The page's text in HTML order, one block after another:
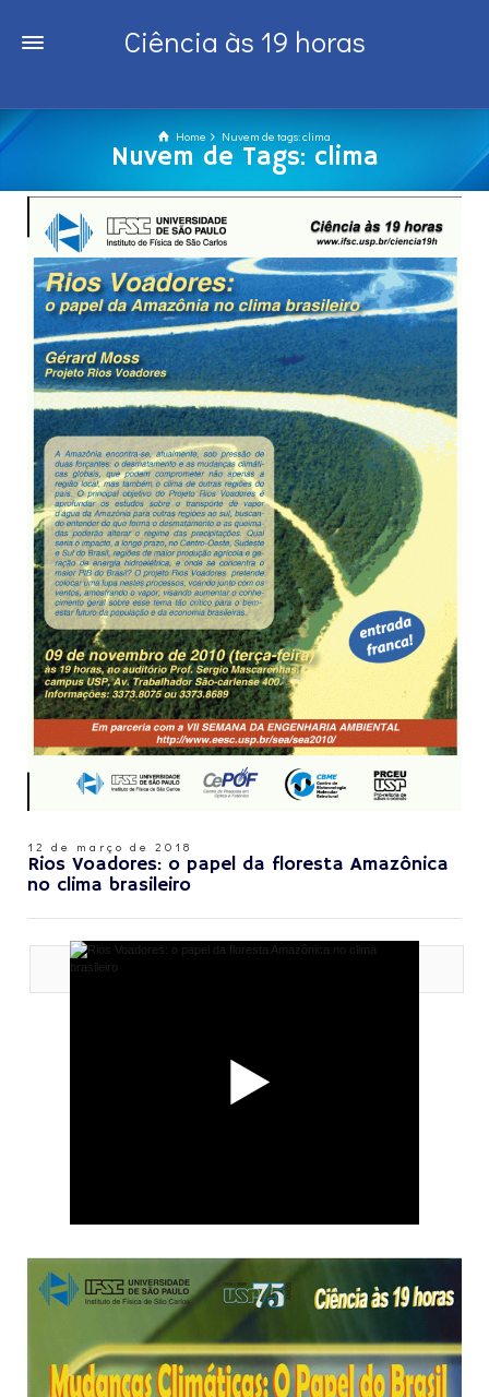
Ciência às 19 horas
Home Nuvem de tags: clima
Nuvem de Tags: clima
12 de março de 2018
Rios Voadores: o papel da floresta Amazônica
no clima brasileiro